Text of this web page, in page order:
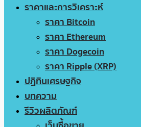
ราคาและการวิเคราะห์
ราคา Bitcoin
ราคา Ethereum
ราคา Dogecoin
ราคา Ripple (XRP)
ปฏิทินเศรษฐกิจ
บทความ
รีวิวผลิตภัณฑ์